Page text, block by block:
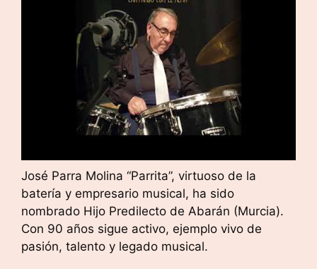
José Parra Molina “Parrita”, virtuoso de la
batería y empresario musical, ha sido
nombrado Hijo Predilecto de Abarán (Murcia).
Con 90 años sigue activo, ejemplo vivo de
pasión, talento y legado musical.